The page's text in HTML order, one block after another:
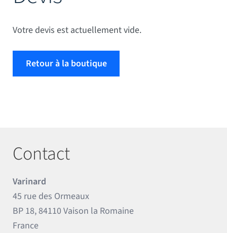
Votre devis est actuellement vide.
Retour à la boutique
Contact
Varinard
45 rue des Ormeaux
BP 18, 84110 Vaison la Romaine
France